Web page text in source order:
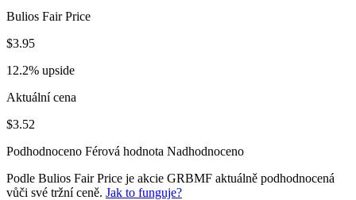
Bulios Fair Price
$3.95
12.2% upside
Aktuální cena
$3.52
Podhodnoceno Férová hodnota Nadhodnoceno
Podle Bulios Fair Price je akcie GRBMF aktuálně podhodnocená
vůči své tržní ceně. Jak to funguje?